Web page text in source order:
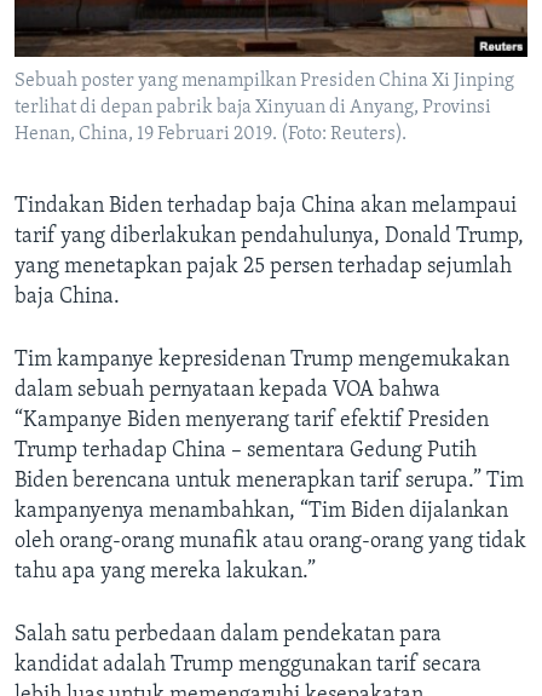
Sebuah poster yang menampilkan Presiden China Xi Jinping
terlihat di depan pabrik baja Xinyuan di Anyang, Provinsi
Henan, China, 19 Februari 2019. (Foto: Reuters).
Tindakan Biden terhadap baja China akan melampaui
tarif yang diberlakukan pendahulunya, Donald Trump,
yang menetapkan pajak 25 persen terhadap sejumlah
baja China.
Tim kampanye kepresidenan Trump mengemukakan
dalam sebuah pernyataan kepada VOA bahwa
“Kampanye Biden menyerang tarif efektif Presiden
Trump terhadap China – sementara Gedung Putih
Biden berencana untuk menerapkan tarif serupa.” Tim
kampanyenya menambahkan, “Tim Biden dijalankan
oleh orang-orang munafik atau orang-orang yang tidak
tahu apa yang mereka lakukan.”
Salah satu perbedaan dalam pendekatan para
kandidat adalah Trump menggunakan tarif secara